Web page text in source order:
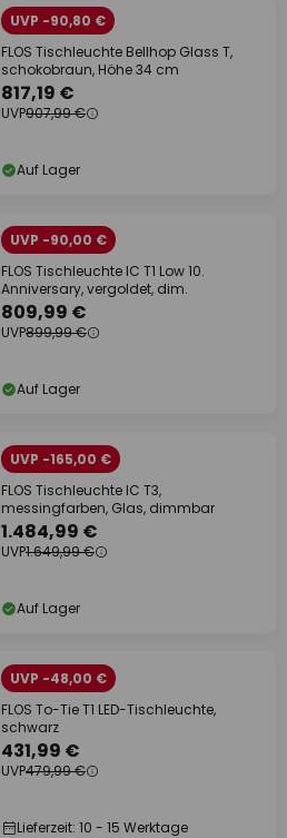
UVP -90,80 €
FLOS Tischleuchte Bellhop Glass T,
schokobraun, Höhe 34 cm
817,19 €
UVP907,99 €
Auf Lager
UVP -90,00 €
FLOS Tischleuchte IC T1 Low 10.
Anniversary, vergoldet, dim.
809,99 €
UVP899,99 €
Auf Lager
UVP -165,00 €
FLOS Tischleuchte IC T3,
messingfarben, Glas, dimmbar
1.484,99 €
UVP1.649,99 €
Auf Lager
UVP -48,00 €
FLOS To-Tie T1 LED-Tischleuchte,
schwarz
431,99 €
UVP479,99 €
Lieferzeit: 10 - 15 Werktage